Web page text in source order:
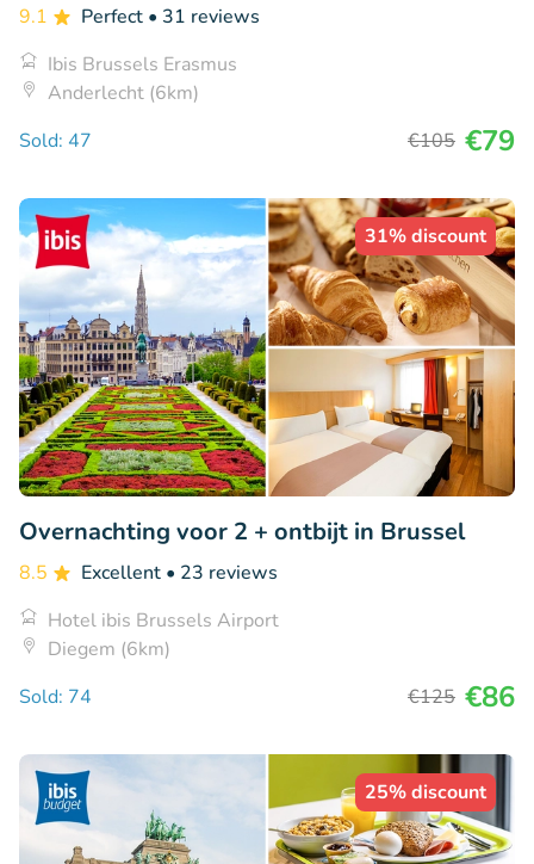
9.1 Perfect • 31 reviews
Ibis Brussels Erasmus
Anderlecht (6km)
Sold: 47
€105 €79
31% discount
Overnachting voor 2 + ontbijt in Brussel
8.5 Excellent • 23 reviews
Hotel ibis Brussels Airport
Diegem (6km)
Sold: 74
€125 €86
25% discount